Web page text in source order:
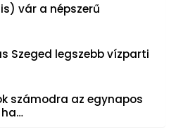
vár a népszerű
Szeged legszebb vízparti
számodra az egynapos